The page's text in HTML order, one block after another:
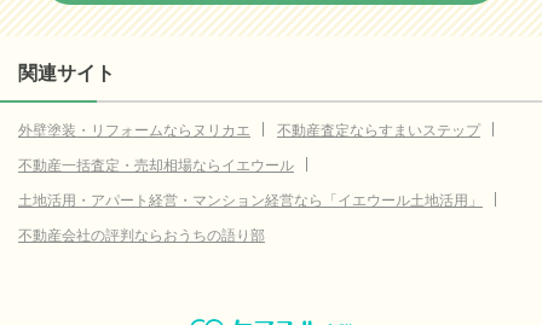
関連サイト
外壁塗装・リフォームならヌリカエ
不動産査定ならすまいステップ
不動産一括査定・売却相場ならイエウール
土地活用・アパート経営・マンション経営なら「イエウール土地活用」
不動産会社の評判ならおうちの語り部